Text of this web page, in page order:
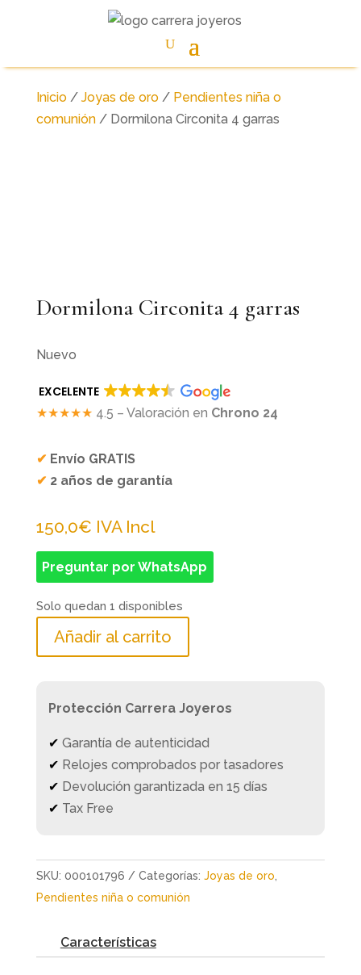
Inicio/ Joyas de oro/ Pendientes niña o
comunión/ Dormilona Circonita 4 garras
Dormilona Circonita 4 garras
Nuevo
EXCELENTE
★★★★★ 4.5 – Valoración en Chrono 24
✔ Envío GRATIS
✔ 2 años de garantía
150,0€ IVA Incl
Preguntar por WhatsApp
Solo quedan 1 disponibles
Añadir al carrito
Protección Carrera Joyeros
✔ Garantía de autenticidad
✔ Relojes comprobados por tasadores
✔ Devolución garantizada en 15 días
✔ Tax Free
SKU: 000101796 Categorías: Joyas de oro
Pendientes niña o comunión
Características